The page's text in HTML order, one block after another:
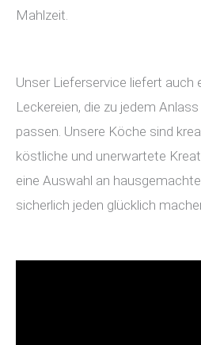
Mahlzeit.
Unser Lieferservice liefert auch
Leckereien, die zu jedem
passen. Unsere Köche sind
köstliche und unerwartete
eine Auswahl an
sicherlich jeden glücklich